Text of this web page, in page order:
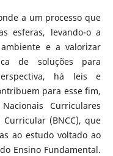
a um processo que
esferas, levando-o a
e a valorizar
de soluções para
há leis e
para esse fim,
Curriculares
Curricular (BNCC), que
ao estudo voltado ao
Ensino Fundamental.